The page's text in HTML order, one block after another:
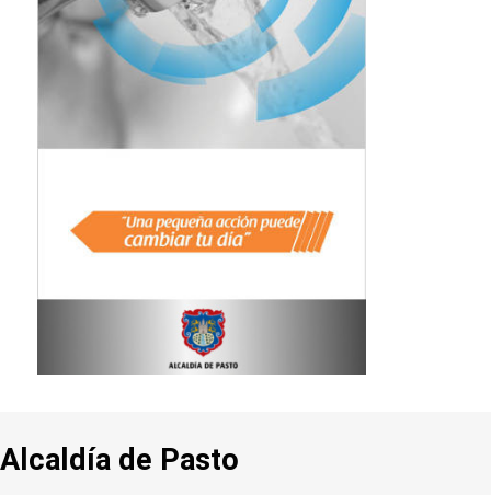
Alcaldía de Pasto